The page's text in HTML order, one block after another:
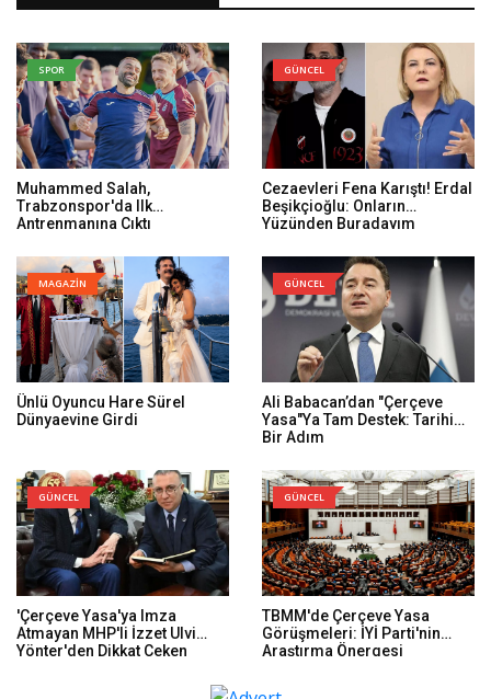
SPOR
Muhammed Salah,
Trabzonspor'da Ilk
Antrenmanına Çıktı
GÜNCEL
Cezaevleri Fena Karıştı! Erdal
Beşikçioğlu: Onların
Yüzünden Buradayım
MAGAZİN
Ünlü Oyuncu Hare Sürel
Dünyaevine Girdi
GÜNCEL
Ali Babacan’dan "Çerçeve
Yasa"ya Tam Destek: Tarihi
Bir Adım
GÜNCEL
'Çerçeve Yasa'ya Imza
Atmayan MHP'li İzzet Ulvi
Yönter'den Dikkat Çeken
GÜNCEL
TBMM'de Çerçeve Yasa
Görüşmeleri: İYİ Parti'nin
Araştırma Önergesi